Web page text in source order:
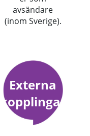
avsändare
(inom Sverige).
Externa
kopplingar